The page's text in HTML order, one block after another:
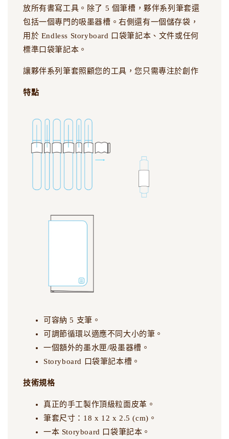
放所有書寫工具。除了 5 個筆槽，夥伴系列筆套還
包括一個專門的吸墨器槽。右側還有一個儲存袋，
用於 Endless Storyboard 口袋筆記本、文件或任何
標準口袋筆記本。
讓夥伴系列筆套照顧您的工具，您只需專注於創作
特點
可容納 5 支筆。
可調節循環以適應不同大小的筆。
一個額外的墨水匣/吸墨器槽。
Storyboard 口袋筆記本槽。
技術規格
真正的手工製作頂級粒面皮革。
筆套尺寸：18 x 12 x 2.5 (cm)。
一本 Storyboard 口袋筆記本。